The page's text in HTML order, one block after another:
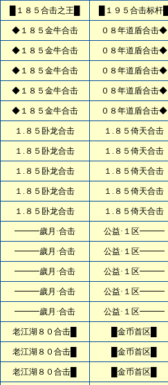
█１８５合击之王█ █１９５合击标杆█
◆１８５金牛合击 ０８年道盾合击◆
◆１８５金牛合击 ０８年道盾合击◆
◆１８５金牛合击 ０８年道盾合击◆
◆１８５金牛合击 ０８年道盾合击◆
◆１８５金牛合击 ０８年道盾合击◆
１.８５卧龙合击 １.８５倚天合击
１.８５卧龙合击 １.８５倚天合击
１.８５卧龙合击 １.８５倚天合击
１.８５卧龙合击 １.８５倚天合击
１.８５卧龙合击 １.８５倚天合击
━━━歲月·合击 公益·１区━━━
━━━歲月·合击 公益·１区━━━
━━━歲月·合击 公益·１区━━━
━━━歲月·合击 公益·１区━━━
━━━歲月·合击 公益·１区━━━
老江湖８０合击█ █金币首区█
老江湖８０合击█ █金币首区█
老江湖８０合击█ █金币首区█